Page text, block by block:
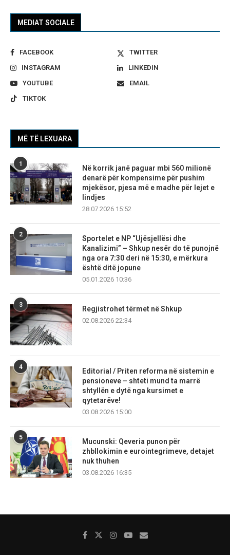
MEDIAT SOCIALE
FACEBOOK
TWITTER
INSTAGRAM
LINKEDIN
YOUTUBE
EMAIL
TIKTOK
MË TË LEXUARA
1
Në korrik janë paguar mbi 560 milionë
denarë për kompensime për pushim
mjekësor, pjesa më e madhe për lejet e
lindjes
28.07.2026 15:52
2
Sportelet e NP “Ujësjellësi dhe
Kanalizimi” – Shkup nesër do të punojnë
nga ora 7:30 deri në 15:30, e mërkura
është ditë jopune
05.01.2026 10:36
3
Regjistrohet tërmet në Shkup
02.08.2026 22:34
4
Editorial / Priten reforma në sistemin e
pensioneve – shteti mund ta marrë
shtyllën e dytë nga kursimet e
qytetarëve!
03.08.2026 15:00
5
Mucunski: Qeveria punon për
zhbllokimin e eurointegrimeve, detajet
nuk thuhen
03.08.2026 16:35